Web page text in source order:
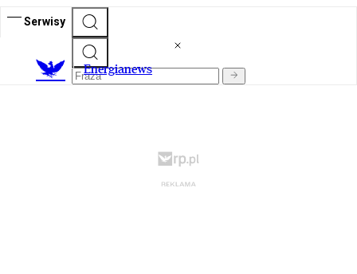
Serwisy
Energianews